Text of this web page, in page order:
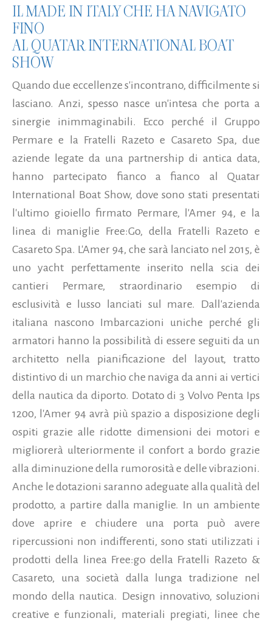
IL MADE IN ITALY CHE HA NAVIGATO
FINO
AL QUATAR INTERNATIONAL BOAT
SHOW
Quando due eccellenze s'incontrano, difficilmente si
lasciano. Anzi, spesso nasce un'intesa che porta a
sinergie inimmaginabili. Ecco perché il Gruppo
Permare e la Fratelli Razeto e Casareto Spa, due
aziende legate da una partnership di antica data,
hanno partecipato fianco a fianco al Quatar
International Boat Show, dove sono stati presentati
l'ultimo gioiello firmato Permare, l'Amer 94, e la
linea di maniglie Free:Go, della Fratelli Razeto e
Casareto Spa. L'Amer 94, che sarà lanciato nel 2015, è
uno yacht perfettamente inserito nella scia dei
cantieri Permare, straordinario esempio di
esclusività e lusso lanciati sul mare. Dall'azienda
italiana nascono Imbarcazioni uniche perché gli
armatori hanno la possibilità di essere seguiti da un
architetto nella pianificazione del layout, tratto
distintivo di un marchio che naviga da anni ai vertici
della nautica da diporto. Dotato di 3 Volvo Penta Ips
1200, l'Amer 94 avrà più spazio a disposizione degli
ospiti grazie alle ridotte dimensioni dei motori e
migliorerà ulteriormente il confort a bordo grazie
alla diminuzione della rumorosità e delle vibrazioni.
Anche le dotazioni saranno adeguate alla qualità del
prodotto, a partire dalla maniglie. In un ambiente
dove aprire e chiudere una porta può avere
ripercussioni non indifferenti, sono stati utilizzati i
prodotti della linea Free:go della Fratelli Razeto &
Casareto, una società dalla lunga tradizione nel
mondo della nautica. Design innovativo, soluzioni
creative e funzionali, materiali pregiati, linee che